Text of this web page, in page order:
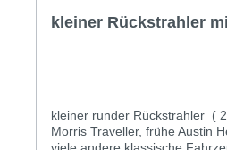
kleiner Rückstrahler
kleiner runder Rückstrahler (
Morris Traveller, frühe Austin